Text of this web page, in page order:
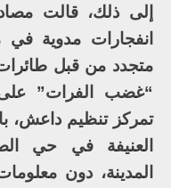
إلى ذلك، قالت
انفجارات مدوية
متجدد من قبل
“غضب الفرات”
تمركز تنظيم داعش،
العنيفة في حي
المدينة، دون